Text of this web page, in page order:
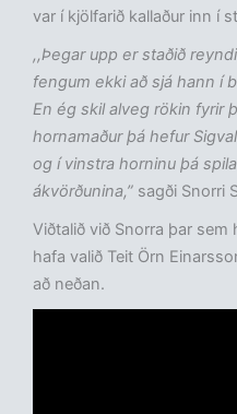
var í kjölfarið kallaður inn í
,,Þegar upp er staðið
fengum ekki að sjá hann í
En ég skil alveg rökin fyrir
hornamaður þá hefur
og í vinstra horninu þá
ákvörðunina,” sagði Snorri
Viðtalið við Snorra þar
hafa valið Teit Örn
að neðan.